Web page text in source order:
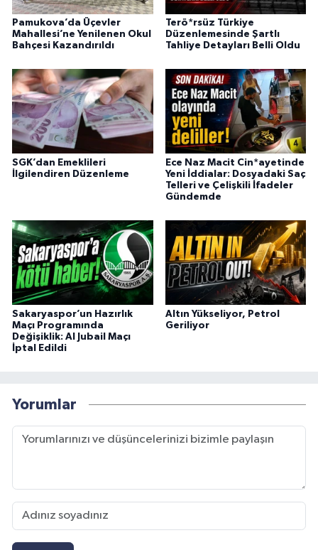
Pamukova’da Üçevler
Mahallesi’ne Yenilenen Okul
Bahçesi Kazandırıldı
Terö*rsüz Türkiye
Düzenlemesinde Şartlı
Tahliye Detayları Belli Oldu
SGK’dan Emeklileri
İlgilendiren Düzenleme
Ece Naz Macit Cin*ayetinde
Yeni İddialar: Dosyadaki Saç
Telleri ve Çelişkili İfadeler
Gündemde
Sakaryaspor’un Hazırlık
Maçı Programında
Değişiklik: Al Jubail Maçı
İptal Edildi
Altın Yükseliyor, Petrol
Geriliyor
Yorumlar